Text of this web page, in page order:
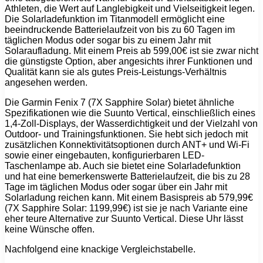
Athleten, die Wert auf Langlebigkeit und Vielseitigkeit legen.
Die Solarladefunktion im Titanmodell ermöglicht eine
beeindruckende Batterielaufzeit von bis zu 60 Tagen im
täglichen Modus oder sogar bis zu einem Jahr mit
Solaraufladung. Mit einem Preis ab 599,00€ ist sie zwar nicht
die günstigste Option, aber angesichts ihrer Funktionen und
Qualität kann sie als gutes Preis-Leistungs-Verhältnis
angesehen werden.
Die Garmin Fenix 7 (7X Sapphire Solar) bietet ähnliche
Spezifikationen wie die Suunto Vertical, einschließlich eines
1,4-Zoll-Displays, der Wasserdichtigkeit und der Vielzahl von
Outdoor- und Trainingsfunktionen. Sie hebt sich jedoch mit
zusätzlichen Konnektivitätsoptionen durch ANT+ und Wi-Fi
sowie einer eingebauten, konfigurierbaren LED-
Taschenlampe ab. Auch sie bietet eine Solarladefunktion
und hat eine bemerkenswerte Batterielaufzeit, die bis zu 28
Tage im täglichen Modus oder sogar über ein Jahr mit
Solarladung reichen kann. Mit einem Basispreis ab 579,99€
(7X Sapphire Solar: 1199,99€) ist sie je nach Variante eine
eher teure Alternative zur Suunto Vertical. Diese Uhr lässt
keine Wünsche offen.
Nachfolgend eine knackige Vergleichstabelle.